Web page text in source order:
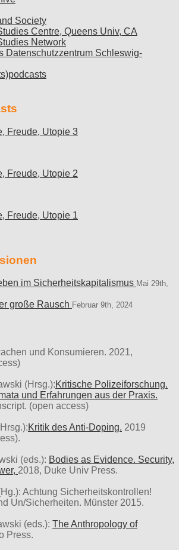
Society
Centre, Queens Univ, CA
Network
Datenschutzzentrum Schleswig-
Freude, Utopie 3
Freude, Utopie 2
Freude, Utopie 1
im Sicherheitskapitalismus Mai 29th,
große Rausch Februar 9th, 2024
und Konsumieren. 2021,
(Hrsg.):Kritische Polizeiforschung.
und Erfahrungen aus der Praxis.
(open access)
Kritik des Anti-Doping. 2019
(eds.): Bodies as Evidence. Security,
2018, Duke Univ Press.
Achtung Sicherheitskontrollen!
Un/Sicherheiten. Münster 2015.
(eds.): The Anthropology of
Press.